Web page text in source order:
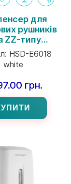
для
рушників
ZZ-типу
Interhasa
Serie
білий
HSD-E6018
white
грн.